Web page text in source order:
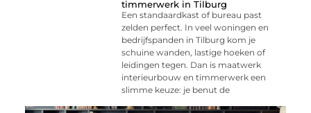
timmerwerk in Tilburg
Een standaardkast of bureau past
zelden perfect. In veel woningen en
bedrijfspanden in Tilburg kom je
schuine wanden, lastige hoeken of
leidingen tegen. Dan is maatwerk
interieurbouw en timmerwerk een
slimme keuze: je benut de